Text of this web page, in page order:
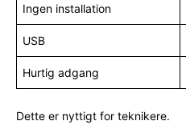
Ingen installation
USB
Hurtig adgang
Dette er nyttigt for teknikere.